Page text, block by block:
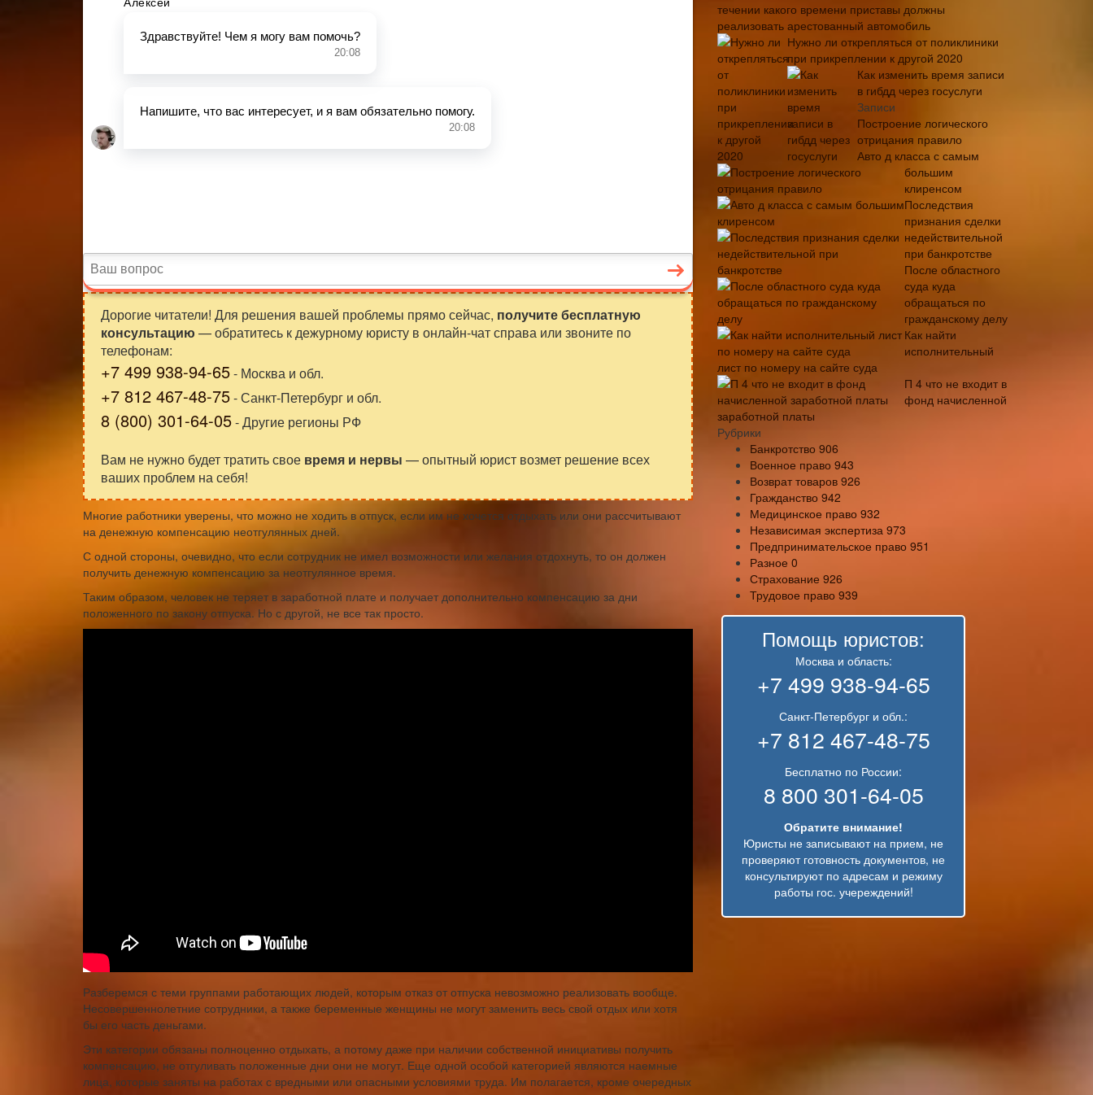
Дорогие читатели! Для решения вашей проблемы прямо сейчас, получите бесплатную
консультацию — обратитесь к дежурному юристу в онлайн-чат справа или звоните по
телефонам:
+7 499 938-94-65- Москва и обл.
+7 812 467-48-75- Санкт-Петербург и обл.
8 (800) 301-64-05- Другие регионы РФ
Вам не нужно будет тратить свое время и нервы — опытный юрист возмет решение всех
ваших проблем на себя!
Многие работники уверены, что можно не ходить в отпуск, если им не хочется отдыхать или они рассчитывают
на денежную компенсацию неотгулянных дней.
С одной стороны, очевидно, что если сотрудник не имел возможности или желания отдохнуть, то он должен
получить денежную компенсацию за неотгулянное время.
Таким образом, человек не теряет в заработной плате и получает дополнительно компенсацию за дни
положенного по закону отпуска. Но с другой, не все так просто.
Разберемся с теми группами работающих людей, которым отказ от отпуска невозможно реализовать вообще.
Несовершеннолетние сотрудники, а также беременные женщины не могут заменить весь свой отдых или хотя
бы его часть деньгами.
Эти категории обязаны полноценно отдыхать, а потому даже при наличии собственной инициативы получить
компенсацию, не отгуливать положенные дни они не могут. Еще одной особой категорией являются наемные
лица, которые заняты на работах с вредными или опасными условиями труда. Им полагается, кроме очередных
течении какого времени приставы должны
реализовать арестованный автомобиль
Нужно ли открепляться от поликлиники
при прикреплении к другой 2020
Как изменить время записи
в гибдд через госуслуги
Записи
Построение логического
отрицания правило
Авто д класса с самым
большим
клиренсом
Последствия
признания сделки
недействительной
при банкротстве
После областного
суда куда
обращаться по
гражданскому делу
Как найти
исполнительный
лист по номеру на сайте суда
П 4 что не входит в
фонд начисленной
заработной платы
Рубрики
Банкротство 906
Военное право 943
Возврат товаров 926
Гражданство 942
Медицинское право 932
Независимая экспертиза 973
Предпринимательское право 951
Разное 0
Страхование 926
Трудовое право 939
Помощь юристов:
Москва и область:
+7 499 938-94-65
Санкт-Петербург и обл.:
+7 812 467-48-75
Бесплатно по России:
8 800 301-64-05
Обратите внимание!
Юристы не записывают на прием, не
проверяют готовность документов, не
консультируют по адресам и режиму
работы гос. учереждений!